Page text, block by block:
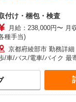
付け・梱包・検査
月給：238,000円〜 月
種手当)
京都府綾部市 勤務詳
/車/バス/電車/バイク 最